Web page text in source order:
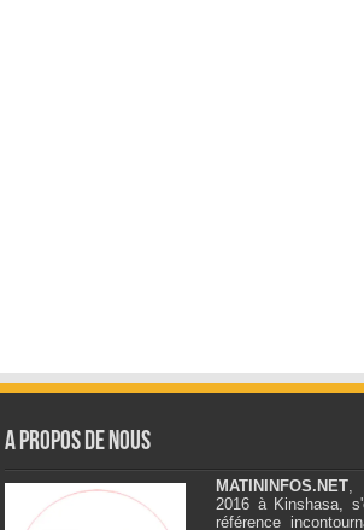
A Propos de Nous
MATININFOS.NET
2016 à Kinshasa,
référence